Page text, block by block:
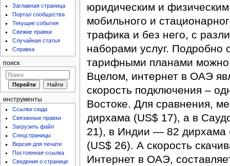
юридическим и
мобильного и
трафика и без него, с
наборами услуг. Подробно
тарифными планами можно
Вцелом, интернет в ОАЭ
скорость подключения –
Востоке. Для сравнения,
дирхама (US$ 17), а в
21), в Индии — 82 дирхама
(US$ 26). А скорость
Интернет в ОАЭ,
Заглавная страница
Портал сообщества
Текущие события
Свежие правки
Случайная статья
Справка
поиск
инструменты
Ссылки сюда
Связанные правки
Загрузить файл
Спецстраницы
Версия для печати
Постоянная ссылка
Сведения о странице